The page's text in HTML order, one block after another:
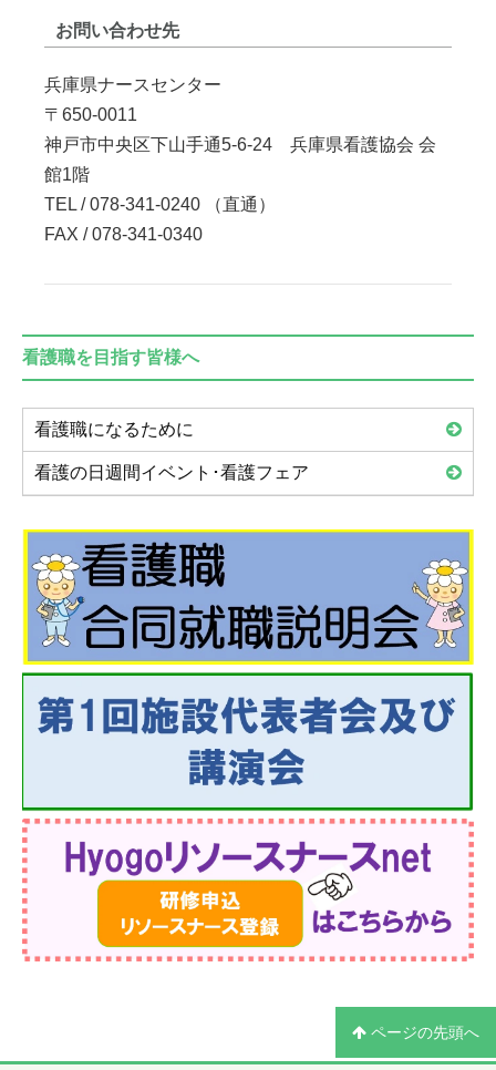
お問い合わせ先
兵庫県ナースセンター
〒650-0011
神戸市中央区下山手通5-6-24 兵庫県看護協会 会
館1階
TEL / 078-341-0240 （直通）
FAX / 078-341-0340
看護職を目指す皆様へ
看護職になるために
看護の日週間イベント･看護フェア
ページの先頭へ